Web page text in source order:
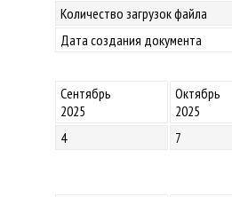
Количество загрузок файла
Дата создания документа
Сентябрь
2025
Октябрь
2025
4
7